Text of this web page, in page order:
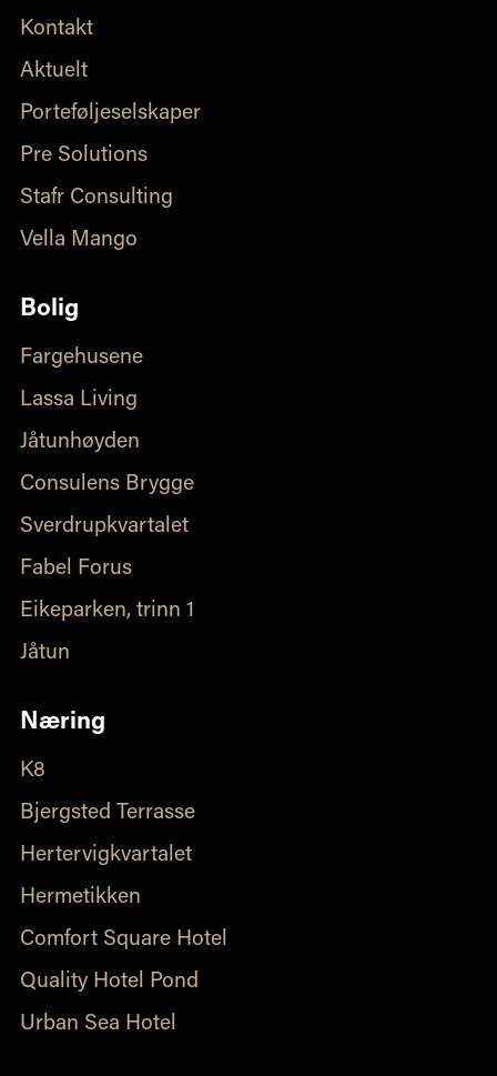
Kontakt
Aktuelt
Porteføljeselskaper
Pre Solutions
Stafr Consulting
Vella Mango
Bolig
Fargehusene
Lassa Living
Jåtunhøyden
Consulens Brygge
Sverdrupkvartalet
Fabel Forus
Eikeparken, trinn 1
Jåtun
Næring
K8
Bjergsted Terrasse
Hertervigkvartalet
Hermetikken
Comfort Square Hotel
Quality Hotel Pond
Urban Sea Hotel